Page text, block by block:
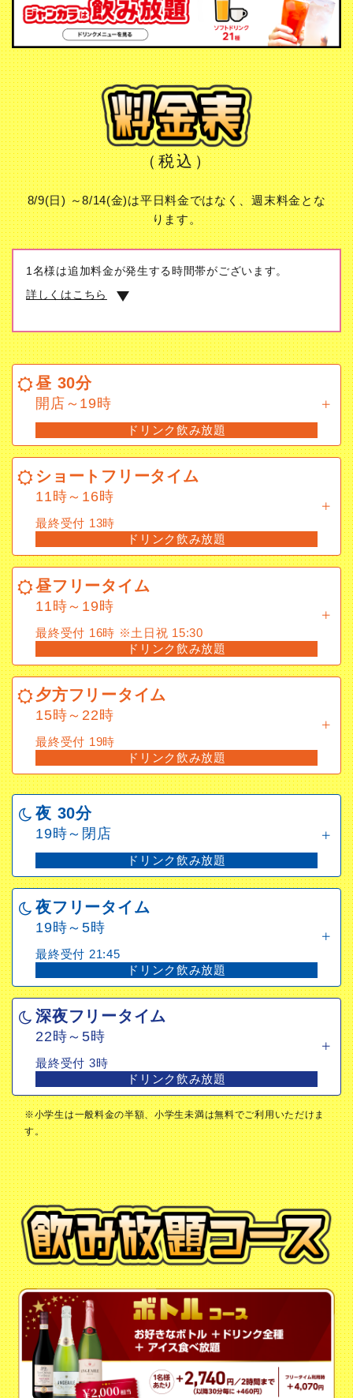
（税込）
8/9(日) ～8/14(金)は平日料金ではなく、週末料金とな
ります。
1名様は追加料金が発生する時間帯がございます。
詳しくはこちら
昼 30分
開店～19時
ショートフリータイム
最終受付 13時
昼フリータイム
11時～19時
最終受付 16時 ※土日祝 15:30
夕方フリータイム
15時～22時
最終受付 19時
夜 30分
19時～閉店
夜フリータイム
19時～5時
最終受付 21:45
深夜フリータイム
22時～5時
最終受付 3時
昼 30分
開店～19時
ドリンク飲み放題
ショートフリータイム
11時～16時
最終受付 13時
ドリンク飲み放題
昼フリータイム
11時～19時
最終受付 16時 ※土日祝 15:30
ドリンク飲み放題
夕方フリータイム
15時～22時
最終受付 19時
ドリンク飲み放題
夜 30分
19時～閉店
ドリンク飲み放題
夜フリータイム
19時～5時
最終受付 21:45
ドリンク飲み放題
深夜フリータイム
22時～5時
最終受付 3時
ドリンク飲み放題
※小学生は一般料金の半額、小学生未満は無料でご利用いただけま
す。